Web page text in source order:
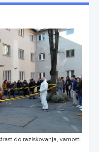
do raziskovanja, varnosti